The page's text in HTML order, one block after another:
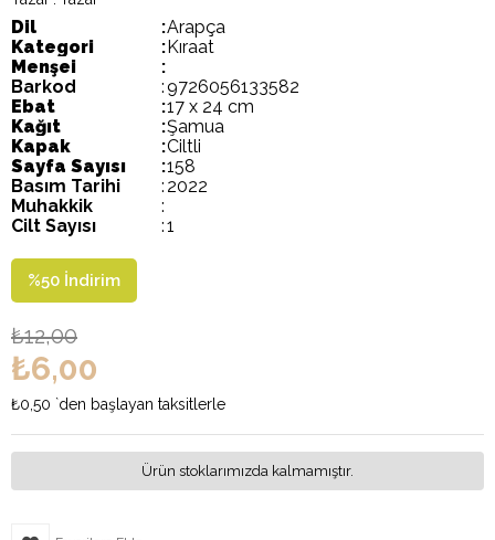
Dil :Arapça
Kategori
:Kıraat
Menşei
:
Barkod
:9726056133582
Ebat
:17 x 24 cm
Kağıt
:Şamua
Kapak
:Ciltli
Sayfa Sayısı
:158
Basım Tarihi
: 2022
Muhakkik
:
Cilt Sayısı
:1
%50 İndirim
₺12,00
₺6,00
₺0,50 `den başlayan taksitlerle
Ürün stoklarımızda kalmamıştır.